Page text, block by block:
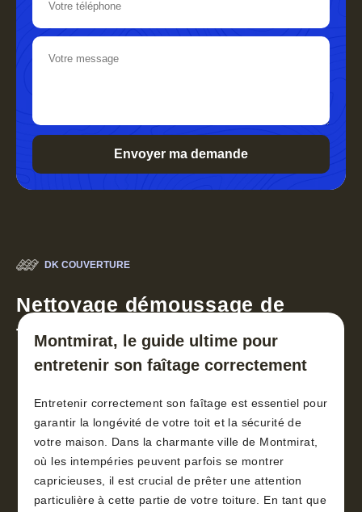
DK COUVERTURE
Nettoyage démoussage de
toiture 30
Montmirat, le guide ultime pour
entretenir son faîtage correctement
Entretenir correctement son faîtage est essentiel pour
garantir la longévité de votre toit et la sécurité de
votre maison. Dans la charmante ville de Montmirat,
où les intempéries peuvent parfois se montrer
capricieuses, il est crucial de prêter une attention
particulière à cette partie de votre toiture. En tant que